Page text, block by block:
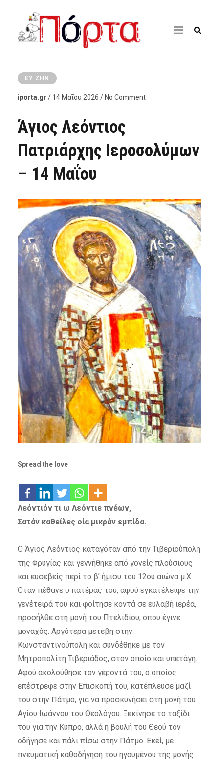
ΕΥ ΖΗΝ
iporta.gr / 14 Μαΐου 2026 / No Comment
Άγιος Λεόντιος
Πατριάρχης Ιεροσολύμων
– 14 Μαΐου
Spread the love
Λεόντιόν τι ω Λεόντιε πνέων,
Σατάν καθείλες οία μικράν εμπίδα.
Ο Άγιος Λεόντιος καταγόταν από την Τιβεριούπολη
της Φρυγίας και γεννήθηκε από γονείς πλούσιους
και ευσεβείς περί το β’ ήμισυ του 12ου αιώνα μ.Χ.
Όταν πέθανε ο πατέρας του, αφού εγκατέλειψε την
γενέτειρά του και φοίτησε κοντά σε ευλαβή ιερέα,
προσήλθε στη μονή του Πτελιδίου, όπου έγινε
μοναχός. Αργότερα μετέβη στην
Κωνσταντινούπολη και συνδέθηκε με τον
Μητροπολίτη Τιβεριάδος, στον οποίο και υπετάγη.
Αφού ακολούθησε τον γέροντά του, ο οποίος
επέστρεφε στην Επισκοπή του, κατέπλευσε μαζί
του στην Πάτμο, για να προσκυνήσει στη μονή του
Αγίου Ιωάννου του Θεολόγου. Ξεκίνησε το ταξίδι
του για την Κύπρο, αλλά η βουλή του Θεού τον
οδήγησε και πάλι πίσω στην Πάτμο. Εκεί, με
πνευματική καθοδήγηση του ηγουμένου της μονής